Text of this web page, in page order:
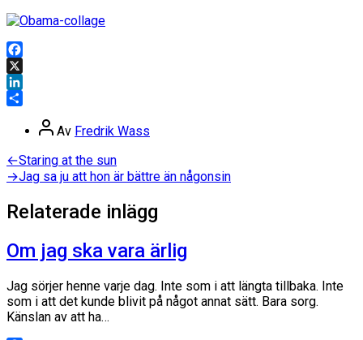
Facebook
X
LinkedIn
Inläggsförfattare
Av Fredrik Wass
Inläggsnavigering
←Föregående
inlägg:
Staring at the sun
→Nästa
Jag sa ju att hon är bättre än någonsin
Relaterade inlägg
Om jag ska vara ärlig
Jag sörjer henne varje dag. Inte som i att längta tillbaka. Inte
som i att det kunde blivit på något annat sätt. Bara sorg.
Känslan av att ha…